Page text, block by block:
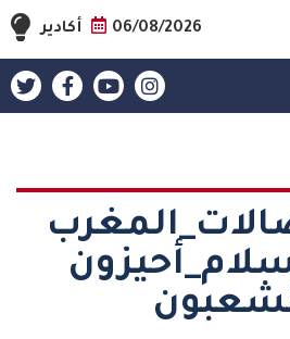
06/08/2026 أكادير